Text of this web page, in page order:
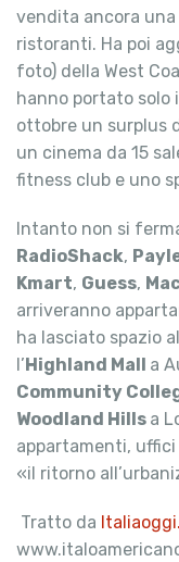
vendita ancora
ristoranti. Ha poi
foto) della West
hanno portato solo
ottobre un surplus
un cinema da 15
fitness club e uno
Intanto non si
RadioShack,
Kmart, Guess,
arriveranno
ha lasciato spazio
l’Highland Mall a
Community
Woodland Hills a
appartamenti,
«il ritorno
Tratto da